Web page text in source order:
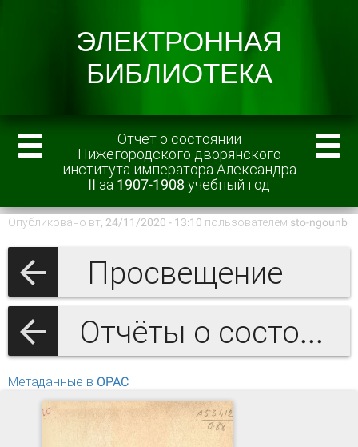
Отчет о состоянии
Нижегородского дворянского
института императора Александра
II за 1907-1908 учебный год
Опубликовано вт, 24/11/2020 - 13:10 пользователем sto-ngounb
Просвещение
Отчёты о состоянии Нижегородского дворянского института императора Александра II
Метаданные в OPAC